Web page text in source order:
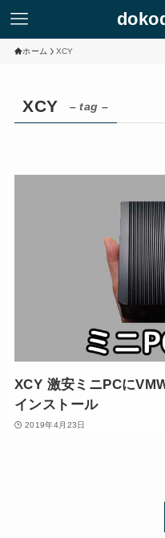
ホーム XCY
XCY – tag –
XCY 激安ミニPCに
インストール
2019年4月23日